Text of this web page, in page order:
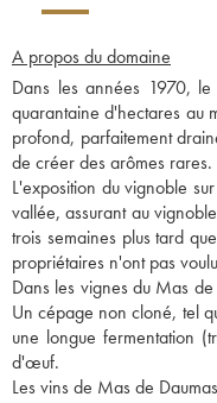
A propos du domaine
Dans les années 1970,
quarantaine d'hectares au
profond, parfaitement
de créer des arômes rares.
L'exposition du vignoble
vallée, assurant au
trois semaines plus tard
propriétaires n'ont pas
Dans les vignes du Mas
Un cépage non cloné, tel
une longue fermentation
d'œuf.
Les vins de Mas de